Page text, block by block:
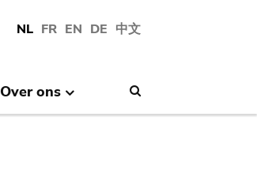
NL FR EN DE 中文
Over ons